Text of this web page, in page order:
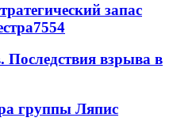
запас
7554
Последствия взрыва в
группы Ляпис